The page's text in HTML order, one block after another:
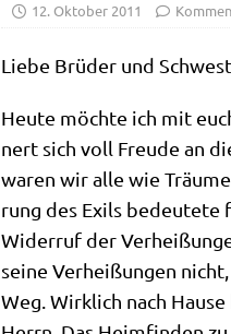
12. Oktober 2011
Lie­be Brü­der und
Heu­te möch­te ich mit
nert sich voll Freu­de an
waren wir alle wie
rung des Exils bedeu­te­te
Wider­ruf der
sei­ne Ver­hei­ßun­gen
Weg. Wirk­lich nach